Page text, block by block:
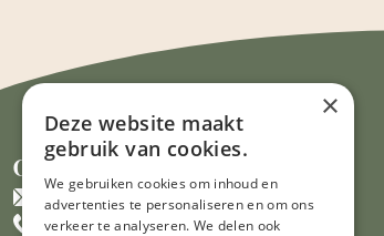
Contact
info@limburgsbakwinkeltje.nl
+31455226693
×
Deze website maakt
gebruik van cookies.
We gebruiken cookies om inhoud en
advertenties te personaliseren en om ons
verkeer te analyseren. We delen ook